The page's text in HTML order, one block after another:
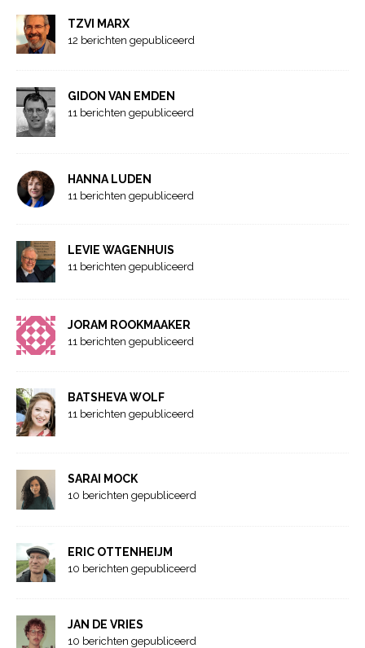
TZVI MARX
12 berichten gepubliceerd
GIDON VAN EMDEN
11 berichten gepubliceerd
HANNA LUDEN
11 berichten gepubliceerd
LEVIE WAGENHUIS
11 berichten gepubliceerd
JORAM ROOKMAAKER
11 berichten gepubliceerd
BATSHEVA WOLF
11 berichten gepubliceerd
SARAI MOCK
10 berichten gepubliceerd
ERIC OTTENHEIJM
10 berichten gepubliceerd
JAN DE VRIES
10 berichten gepubliceerd